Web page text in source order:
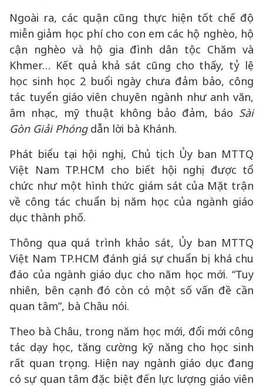
Ngoài ra, các quận cũng thực hiện tốt chế độ
miễn giảm học phí cho con em các hộ nghèo, hộ
cận nghèo và hộ gia đình dân tộc Chăm và
Khmer… Kết quả khả sát cũng cho thấy, tỷ lệ
học sinh học 2 buổi ngày chưa đảm bảo, công
tác tuyển giáo viên chuyên ngành như anh văn,
âm nhạc, mỹ thuật không bảo đảm, báo Sài
Gòn Giải Phóngdẫn lời bà Khánh.
Phát biểu tại hội nghị, Chủ tịch Ủy ban MTTQ
Việt Nam TP.HCM cho biết hội nghị được tổ
chức như một hình thức giám sát của Mặt trận
về công tác chuẩn bị năm học của ngành giáo
dục thành phố.
Thông qua quá trình khảo sát, Ủy ban MTTQ
Việt Nam TP.HCM đánh giá sự chuẩn bị khá chu
đáo của ngành giáo dục cho năm học mới. “Tuy
nhiên, bên cạnh đó còn có một số vấn đề cần
quan tâm”, bà Châu nói.
Theo bà Châu, trong năm học mới, đổi mới công
tác dạy học, tăng cường kỹ năng cho học sinh
rất quan trọng. Hiện nay ngành giáo dục đang
có sự quan tâm đặc biệt đến lực lượng giáo viên